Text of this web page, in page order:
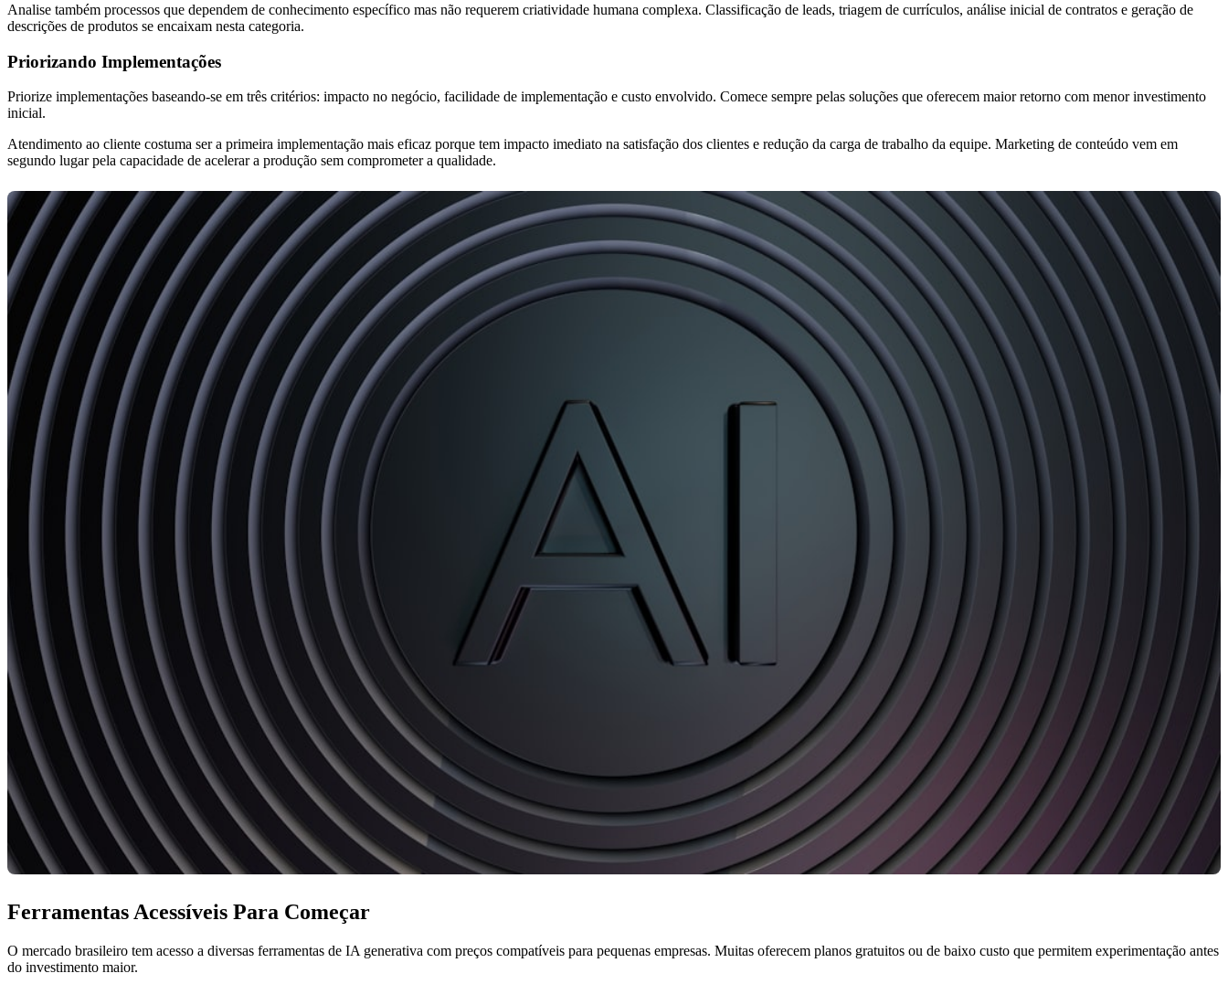
Analise também processos que dependem de conhecimento específico mas não requerem criatividade humana complexa. Classificação de leads, triagem de currículos, análise inicial de contratos e geração de
descrições de produtos se encaixam nesta categoria.
Priorizando Implementações
Priorize implementações baseando-se em três critérios: impacto no negócio, facilidade de implementação e custo envolvido. Comece sempre pelas soluções que oferecem maior retorno com menor investimento
inicial.
Atendimento ao cliente costuma ser a primeira implementação mais eficaz porque tem impacto imediato na satisfação dos clientes e redução da carga de trabalho da equipe. Marketing de conteúdo vem em
segundo lugar pela capacidade de acelerar a produção sem comprometer a qualidade.
Ferramentas Acessíveis Para Começar
O mercado brasileiro tem acesso a diversas ferramentas de IA generativa com preços compatíveis para pequenas empresas. Muitas oferecem planos gratuitos ou de baixo custo que permitem experimentação antes
do investimento maior.